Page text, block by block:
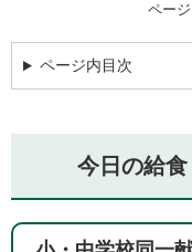
ペー
ページ内目次
今日の給食